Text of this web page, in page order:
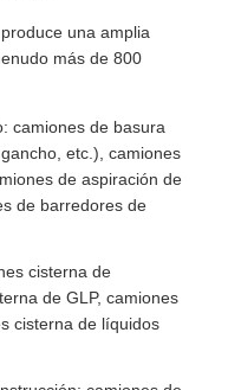
una amplia
más de 800
camiones de basura
etc.), camiones
de aspiración de
de barredores de
cisterna de
de GLP, camiones
cisterna de líquidos